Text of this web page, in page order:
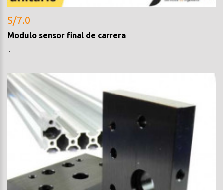
S/7.0
Modulo sensor final de carrera
..